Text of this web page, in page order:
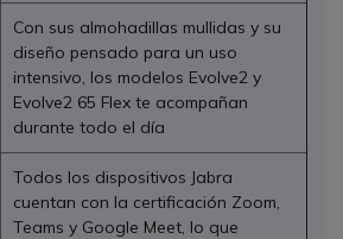
Con sus almohadillas mullidas y su
diseño pensado para un uso
intensivo, los modelos Evolve2 y
Evolve2 65 Flex te acompañan
durante todo el día
Todos los dispositivos Jabra
cuentan con la certificación Zoom,
Teams y Google Meet, lo que